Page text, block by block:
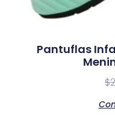
Pantuflas
$